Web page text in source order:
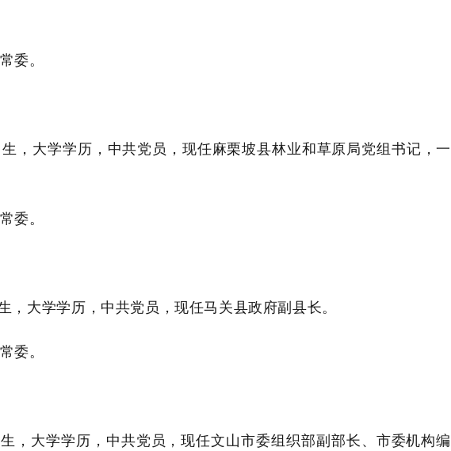
委。
生，大学学历， 中共党员 ， 现任麻栗坡县林业和草原局党组书记，一
委。
，大学学历， 中共党员 ，现任马关县政府副县长。
委。
，大学学历， 中共党员，现任文山市委组织部副部长、市委机构编